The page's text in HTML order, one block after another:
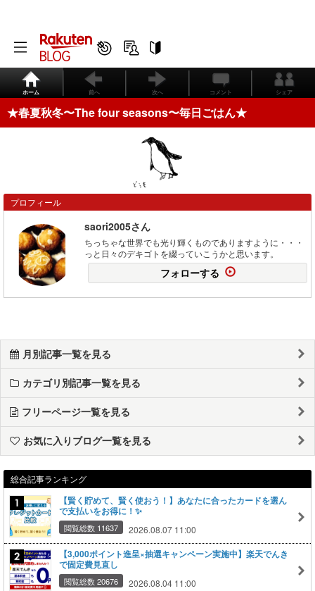
ホーム 前へ 次へ コメント シェア
★春夏秋冬〜The four seasons〜毎日ごはん★
プロフィール
saori2005さん
ちっちゃな世界でも光り輝くものでありますように・・・
っと日々のデキゴトを綴っていこうかと思います。
フォローする
月別記事一覧を見る
カテゴリ別記事一覧を見る
フリーページ一覧を見る
お気に入りブログ一覧を見る
総合記事ランキング
【賢く貯めて、賢く使おう！】あなたに合ったカードを選ん
で支払いをお得に！✨
閲覧総数 11637 2026.08.07 11:00
【3,000ポイント進呈×抽選キャンペーン実施中】楽天でんき
で固定費見直し
閲覧総数 20676 2026.08.04 11:00